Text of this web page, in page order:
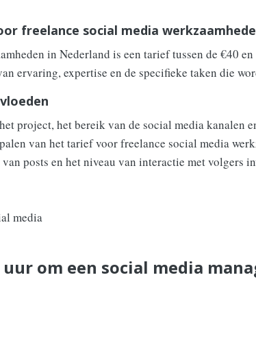
freelance social media
in Nederland is een tarief tussen de €40
ervaring, expertise en de specifieke taken die
project, het bereik van de social media kanalen
van het tarief voor freelance social media
posts en het niveau van interactie met volgers
om een social media